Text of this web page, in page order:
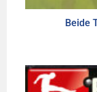
Beide